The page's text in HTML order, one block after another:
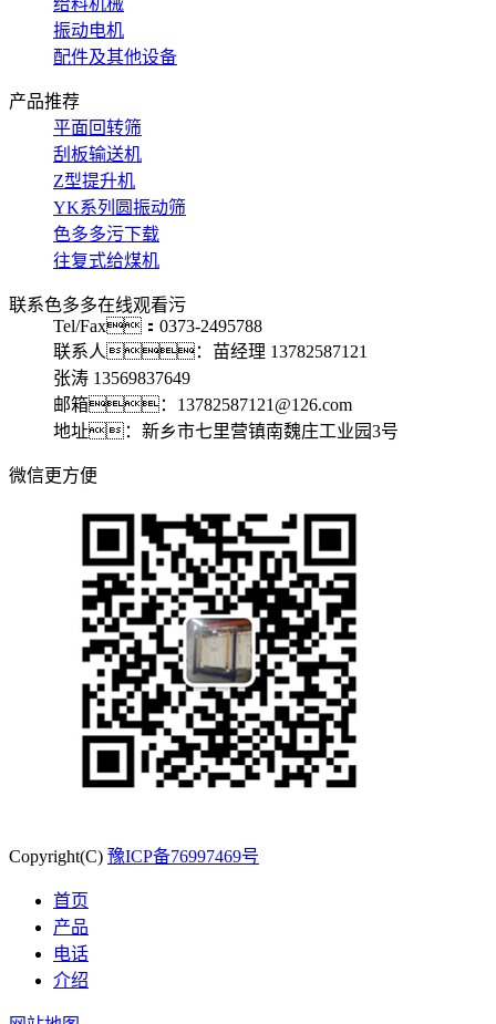
给料机械
振动电机
配件及其他设备
产品推荐
平面回转筛
刮板输送机
Z型提升机
YK系列圆振动筛
色多多污下载
往复式给煤机
联系色多多在线观看污
Tel/Fax：0373-2495788
联系人：苗经理 13782587121
张涛 13569837649
邮箱：13782587121@126.com
地址：新乡市七里营镇南魏庄工业园3号
微信更方便
Copyright(C) 豫ICP备76997469号
首页
产品
电话
介绍